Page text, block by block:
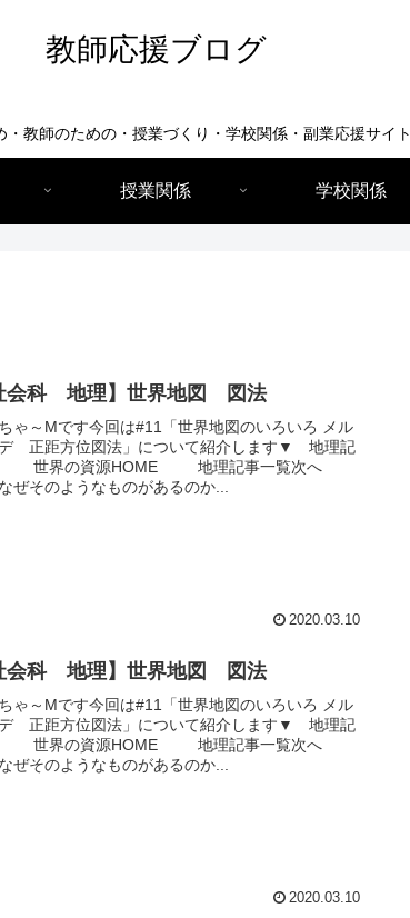
教師応援ブログ
・教師のための・授業づくり・学校関係・副業応援サイト
授業関係 学校関係
会科 地理】世界地図 図法
ゃ～Mです今回は#11「世界地図のいろいろ メル
正距方位図法」について紹介します▼ 地理記
界の資源HOME 地理記事一覧次へ
ぜそのようなものがあるのか...
2020.03.10
会科 地理】世界地図 図法
ゃ～Mです今回は#11「世界地図のいろいろ メル
正距方位図法」について紹介します▼ 地理記
界の資源HOME 地理記事一覧次へ
ぜそのようなものがあるのか...
2020.03.10